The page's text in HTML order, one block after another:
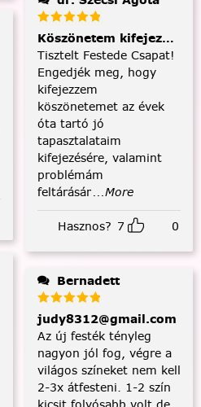
Köszönetem kifejezése
Tisztelt Festede Csapat!
Engedjék meg, hogy
kifejezzem
köszönetemet az évek
óta tartó jó
tapasztalataim
kifejezésére, valamint
problémám
feltárásár...More
Hasznos? 7 0
Bernadett
judy8312@gmail.com
Az új festék tényleg
nagyon jól fog, végre a
világos színeket nem kell
2-3x átfesteni. 1-2 szín